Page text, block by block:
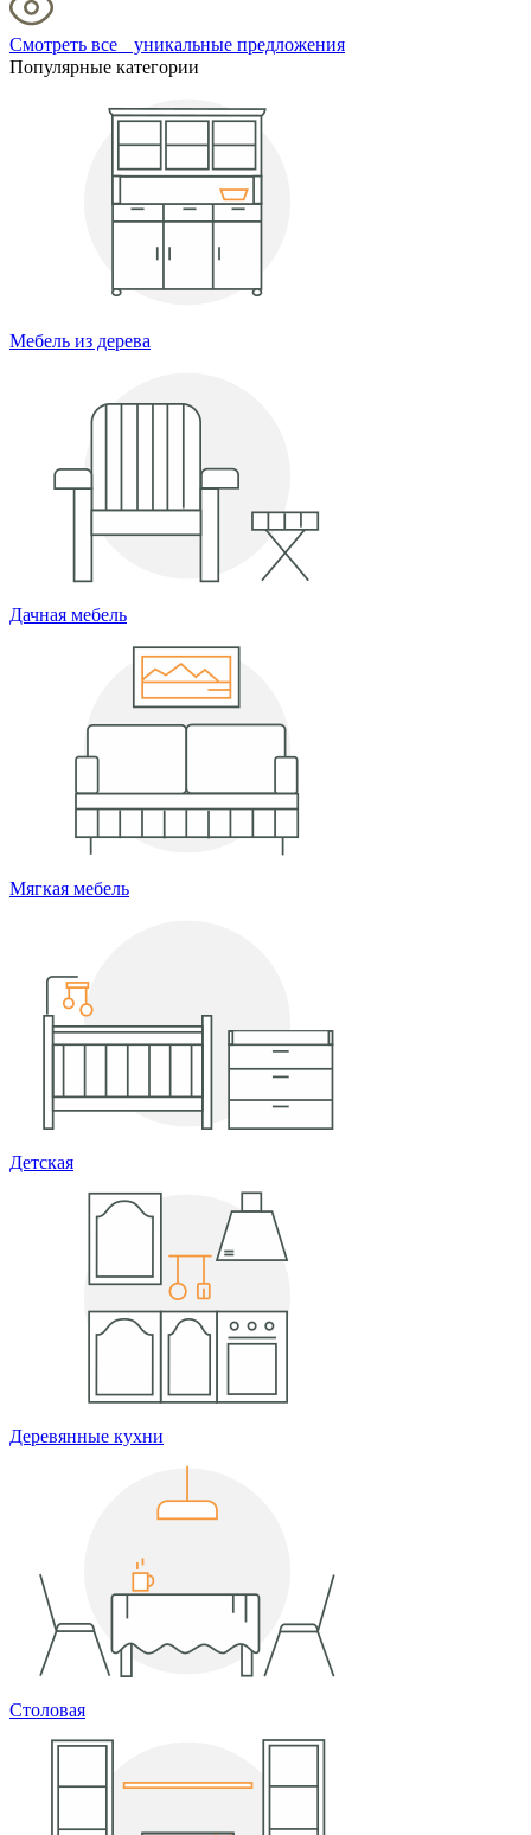
Смотреть все уникальные предложения
Популярные категории
Мебель из дерева
Дачная мебель
Мягкая мебель
Детская
Деревянные кухни
Столовая